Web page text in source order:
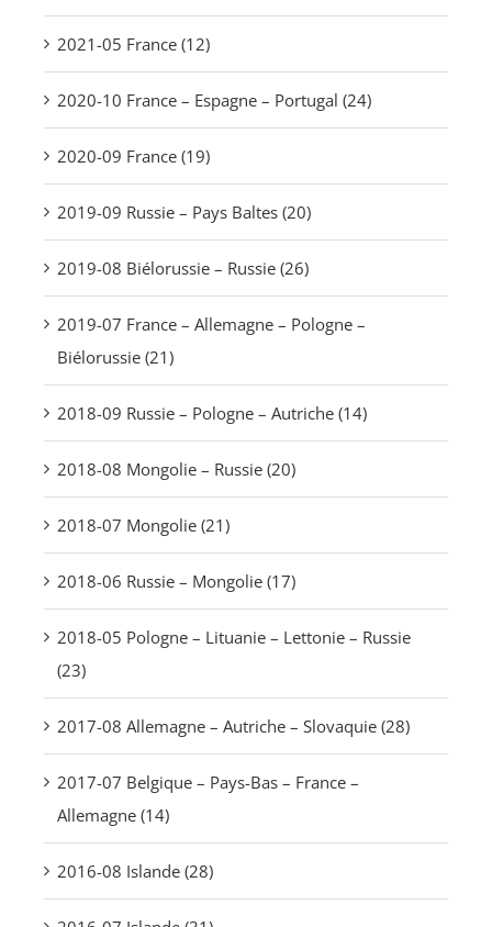
2021-05 France (12)
2020-10 France – Espagne – Portugal (24)
2020-09 France (19)
2019-09 Russie – Pays Baltes (20)
2019-08 Biélorussie – Russie (26)
2019-07 France – Allemagne – Pologne –
Biélorussie (21)
2018-09 Russie – Pologne – Autriche (14)
2018-08 Mongolie – Russie (20)
2018-07 Mongolie (21)
2018-06 Russie – Mongolie (17)
2018-05 Pologne – Lituanie – Lettonie – Russie
(23)
2017-08 Allemagne – Autriche – Slovaquie (28)
2017-07 Belgique – Pays-Bas – France –
Allemagne (14)
2016-08 Islande (28)